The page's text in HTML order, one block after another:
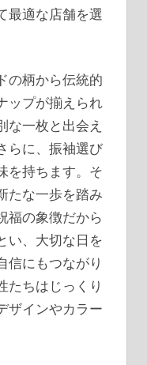
最適な店舗を選
の柄から伝統的
ップが揃えられ
な一枚と出会え
らに、振袖選び
を持ちます。そ
たな一歩を踏み
福の象徴だから
い、大切な日を
信にもつながり
たちはじっくり
ザインやカラー